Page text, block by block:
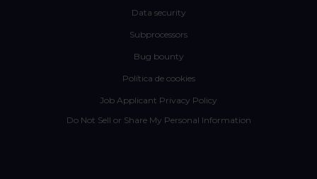
Data security
Subprocessors
Bug bounty
Política de cookies
Job Applicant Privacy Policy
Do Not Sell or Share My Personal Information